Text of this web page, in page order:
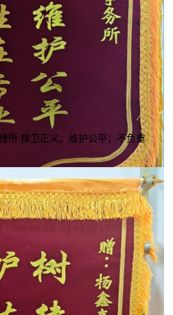
所 捍卫正义，维护公平；不负重